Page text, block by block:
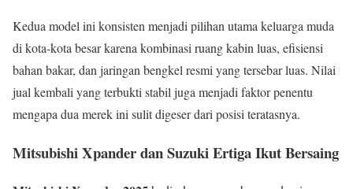
Kedua model ini konsisten menjadi pilihan utama keluarga muda
di kota-kota besar karena kombinasi ruang kabin luas, efisiensi
bahan bakar, dan jaringan bengkel resmi yang tersebar luas. Nilai
jual kembali yang terbukti stabil juga menjadi faktor penentu
mengapa dua merek ini sulit digeser dari posisi teratasnya.
Mitsubishi Xpander dan Suzuki Ertiga Ikut Bersaing